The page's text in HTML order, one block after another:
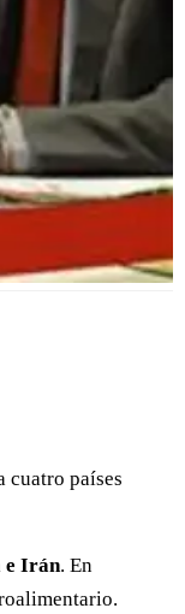
cuatro países
e Irán. En